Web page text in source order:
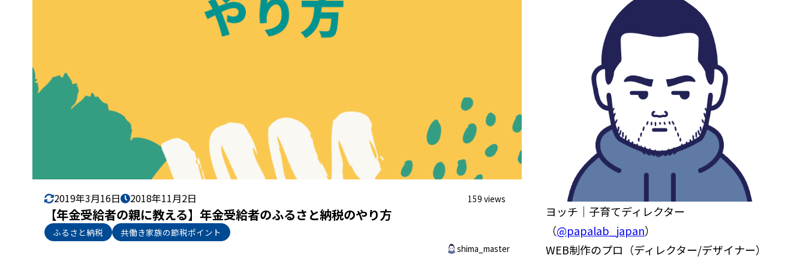
2019年3月16日 2018年11月2日 159 views
【年金受給者の親に教える】年金受給者のふるさと納税のやり方
ふるさと納税
共働き家族の節税ポイント
shima_master
ヨッチ｜子育てディレクター
（@papalab_japan）
WEB制作のプロ（ディレクター/デザイナー）